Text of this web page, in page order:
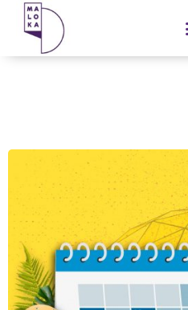
contenido